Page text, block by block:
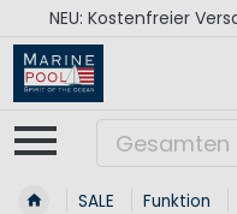
NEU: Kostenfreier
SALE Funktion